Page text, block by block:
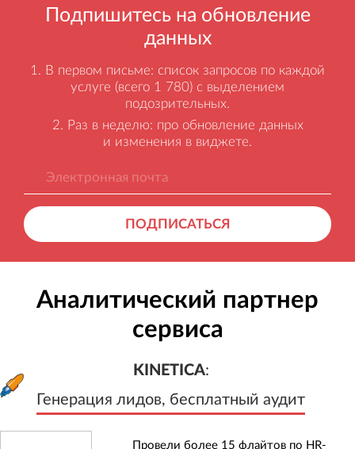
Подпишитесь на обновление
данных
В первом письме: список запросов по каждой
услуге (всего 1 780) с выделением
подозрительных.
Раз в неделю: про обновление данных
и изменения в виджете.
ПОДПИСАТЬСЯ
Аналитический партнер
сервиса
KINETICA:
Генерация лидов, бесплатный аудит
Генерация лидов, бесплатный
Провели более 15 флайтов по HR-